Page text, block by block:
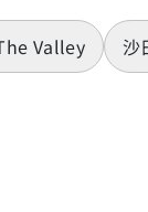
Valley 沙